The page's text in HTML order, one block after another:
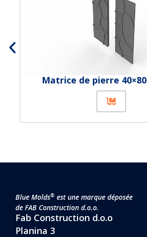
Matrice de pierre 40×80
Blue Molds® est une marque déposée
de FAB Construction d.o.o.
Fab Construction d.o.o
Planina 3